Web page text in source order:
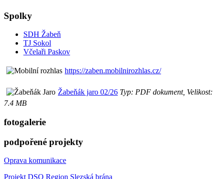
Spolky
SDH Žabeň
TJ Sokol
Včelaři Paskov
https://zaben.mobilnirozhlas.cz/
Žabeňák jaro 02/26 Typ: PDF dokument, Velikost:
7.4 MB
fotogalerie
podpořené projekty
Oprava komunikace
Projekt DSO Region Slezská brána